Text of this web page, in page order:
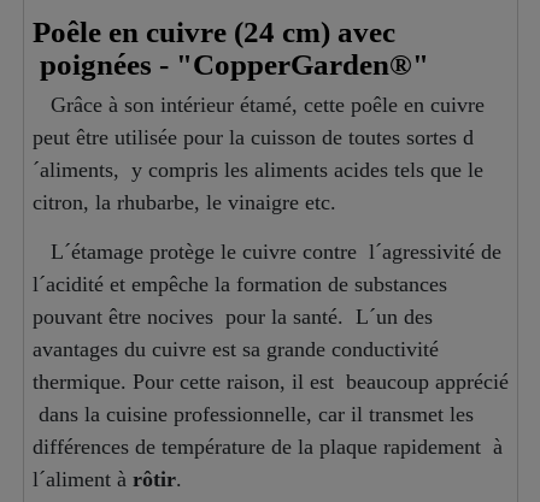
Poêle en cuivre (24 cm) avec
poignées - "CopperGarden®"
Grâce à son intérieur étamé, cette poêle en cuivre
peut être utilisée pour la cuisson de toutes sortes d
´aliments, y compris les aliments acides tels que le
citron, la rhubarbe, le vinaigre etc.
L´étamage protège le cuivre contre l´agressivité de
l´acidité et empêche la formation de substances
pouvant être nocives pour la santé. L´un des
avantages du cuivre est sa grande conductivité
thermique. Pour cette raison, il est beaucoup apprécié
dans la cuisine professionnelle, car il transmet les
différences de température de la plaque rapidement à
l´aliment àrôtir.